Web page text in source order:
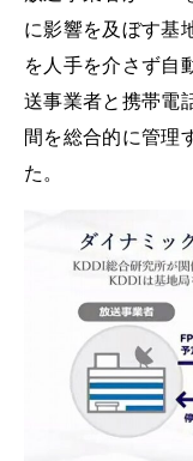
に影響を及ぼす基
を人手を介さず自
送事業者と携帯電
間を総合的に管理
た。